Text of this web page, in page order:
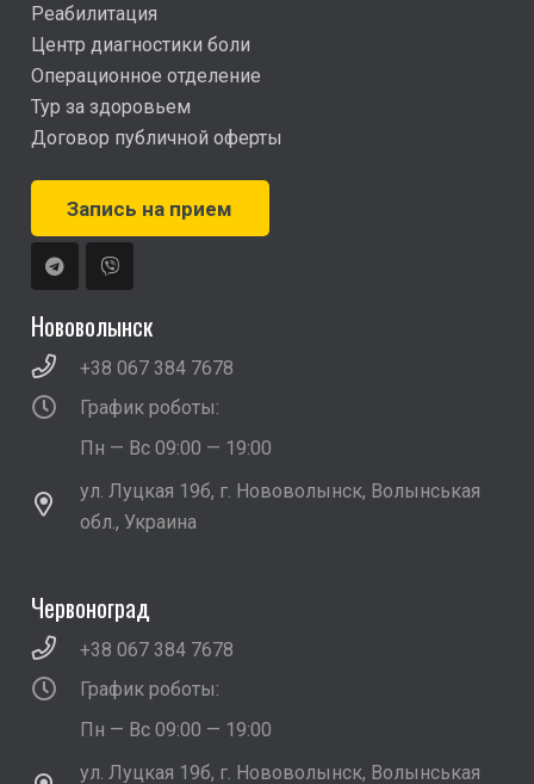
Реабилитация
Центр диагностики боли
Операционное отделение
Тур за здоровьем
Договор публичной оферты
Запись на прием
Нововолынск
+38 067 384 7678
График роботы:
Пн — Вс 09:00 — 19:00
ул. Луцкая 19б, г. Нововолынск, Волынськая
обл., Украина
Червоноград
+38 067 384 7678
График роботы:
Пн — Вс 09:00 — 19:00
ул. Луцкая 19б, г. Нововолынск, Волынськая